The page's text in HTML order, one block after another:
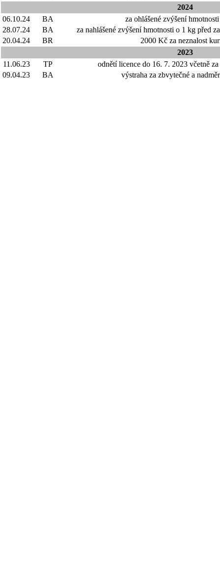
2024
06.10.24
BA
za ohlášené zvýšení
28.07.24
BA
za nahlášené zvýšení hmotnosti o 1 kg před
20.04.24
BR
2000 Kč za neznalost
2023
11.06.23
TP
odnětí licence do 16. 7. 2023 včetně
09.04.23
BA výstraha za zbvytečné a